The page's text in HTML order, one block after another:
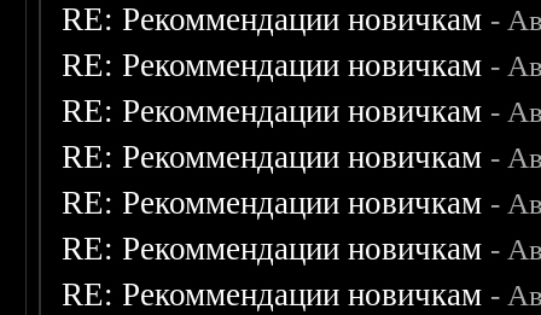
RE: Рекоммендации новичкам -
RE: Рекоммендации новичкам -
RE: Рекоммендации новичкам -
RE: Рекоммендации новичкам -
RE: Рекоммендации новичкам -
RE: Рекоммендации новичкам -
RE: Рекоммендации новичкам -